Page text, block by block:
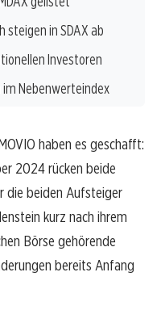
steigen in SDAX ab
Investoren
Nebenwerteindex
haben es geschafft:
2024 rücken beide
die beiden Aufsteiger
kurz nach ihrem
Börse gehörende
bereits Anfang